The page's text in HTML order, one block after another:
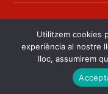
Utilitzem cookies
experiència al nostre
lloc, assumirem